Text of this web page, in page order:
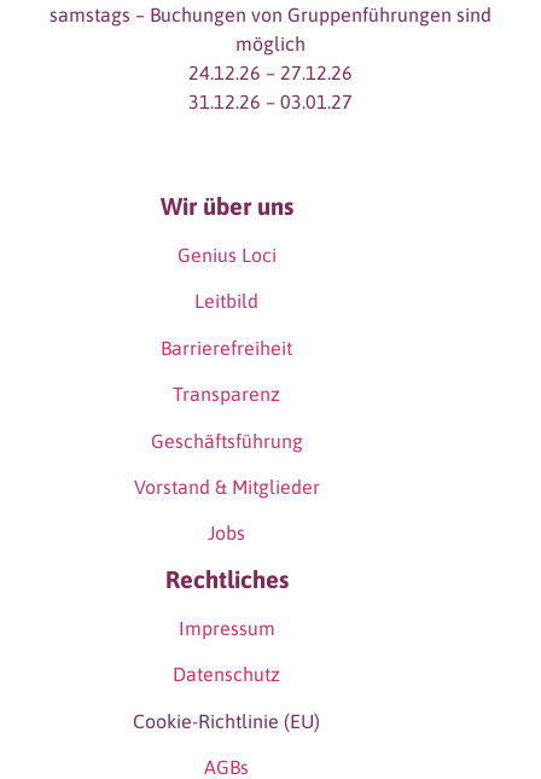
samstags – Buchungen von Gruppenführungen sind
möglich
24.12.26 – 27.12.26
31.12.26 – 03.01.27
Wir über uns
Genius Loci
Leitbild
Barrierefreiheit
Transparenz
Geschäftsführung
Vorstand & Mitglieder
Jobs
Rechtliches
Impressum
Datenschutz
Cookie-Richtlinie (EU)
AGBs